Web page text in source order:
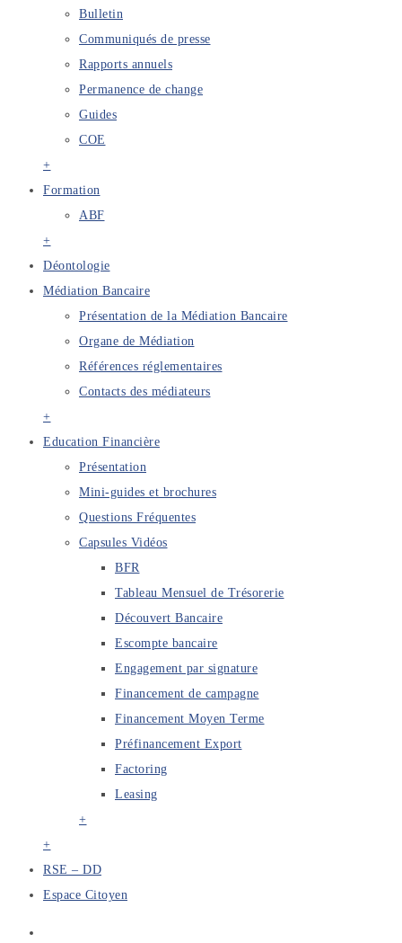
Bulletin
Communiqués de presse
Rapports annuels
Permanence de change
Guides
COE
+
Formation
ABF
+
Déontologie
Médiation Bancaire
Présentation de la Médiation Bancaire
Organe de Médiation
Références réglementaires
Contacts des médiateurs
+
Education Financière
Présentation
Mini-guides et brochures
Questions Fréquentes
Capsules Vidéos
BFR
Tableau Mensuel de Trésorerie
Découvert Bancaire
Escompte bancaire
Engagement par signature
Financement de campagne
Financement Moyen Terme
Préfinancement Export
Factoring
Leasing
+
+
RSE – DD
Espace Citoyen